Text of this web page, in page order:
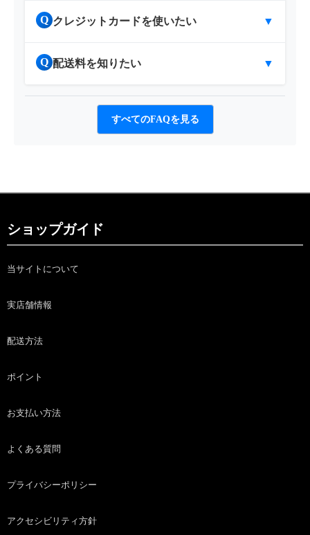
Q クレジットカードを使いたい ▼
Q 配送料を知りたい ▼
すべてのFAQを見る
ショップガイド
当サイトについて
実店舗情報
配送方法
ポイント
お支払い方法
よくある質問
プライバシーポリシー
アクセシビリティ方針